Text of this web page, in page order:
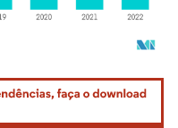
atribuição conforme CC BY 4.0.